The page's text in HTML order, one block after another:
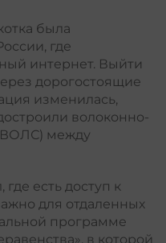
была
где
интернет. Выйти
дорогостоящие
изменилась,
волоконно-
между
есть доступ к
для отдаленных
программе
в которой